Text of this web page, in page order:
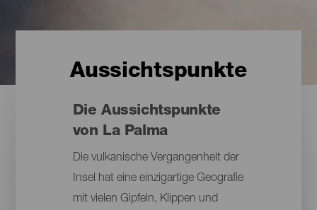
Aussichtspunkte
Die Aussichtspunkte
von La Palma
Die vulkanische Vergangenheit der
Insel hat eine einzigartige Geografie
mit vielen Gipfeln, Klippen und